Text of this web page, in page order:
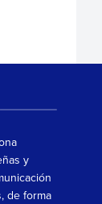
y
de forma